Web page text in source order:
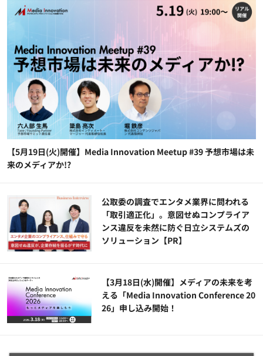
【5月19日(火)開催】Media Innovation Meetup #39 予想市場は未
来のメディアか!?
公​​取委の調査でエンタメ業界に問われる
「取引適正化」。意図せぬコンプライア
ンス違反を未然に防ぐ日立システムズの
ソリューション​【PR】
【3月18日(水)開催】メディアの未来を考
える「Media Innovation Conference 20
26」申し込み開始！